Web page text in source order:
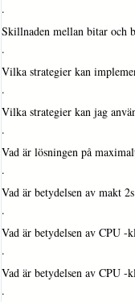
·
Skillnaden mellan bitar och
·
Vilka strategier kan
·
Vilka strategier kan jag
·
Vad är lösningen på
·
Vad är betydelsen av makt
·
Vad är betydelsen av CPU
·
Vad är betydelsen av CPU
·